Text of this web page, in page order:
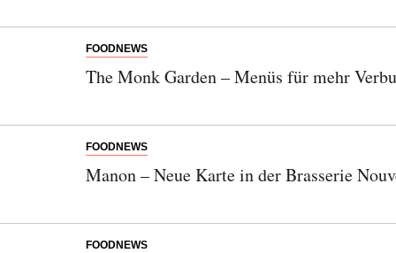
FOODNEWS
The Monk Garden – Menüs für mehr
FOODNEWS
Manon – Neue Karte in der Brasserie
FOODNEWS